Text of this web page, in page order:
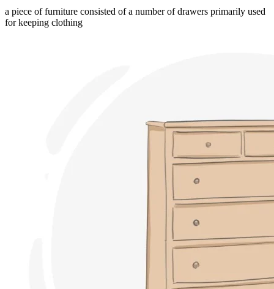
a piece of furniture consisted of a number of drawers primarily used
for keeping clothing